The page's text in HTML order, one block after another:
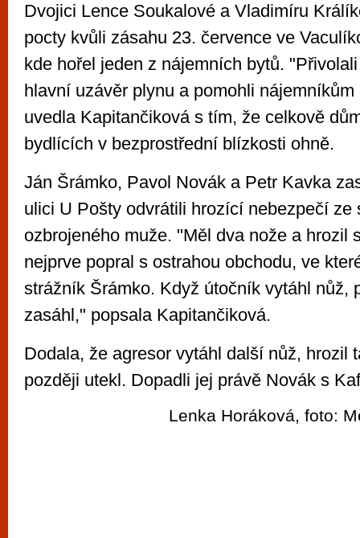
Dvojici Lence Soukalové a Vladimíru
pocty kvůli zásahu 23. července ve
kde hořel jeden z nájemních bytů.
hlavní uzávěr plynu a pomohli
uvedla Kapitančiková s tím, že celkově
bydlících v bezprostřední blízkosti ohně.
Ján Šrámko, Pavol Novák a Petr Kavka
ulici U Pošty odvrátili hrozící nebezpečí ze
ozbrojeného muže. "Měl dva nože a hrozil
nejprve popral s ostrahou obchodu, ve
strážník Šrámko. Když útočník vytáhl nůž,
zasáhl," popsala Kapitančiková.
Dodala, že agresor vytáhl další nůž, hrozil
později utekl. Dopadli jej právě Novák s
Lenka Horáková, foto: